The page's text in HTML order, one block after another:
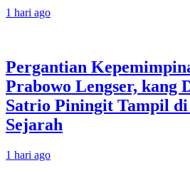
1 hari ago
Pergantian
Prabowo Lengser, kang
Satrio Piningit Tampil di
Sejarah
1 hari ago